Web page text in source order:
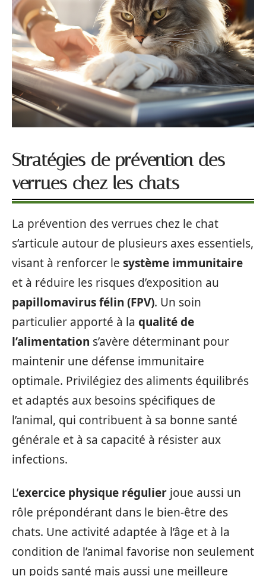
Stratégies de prévention des
verrues chez les chats
La prévention des verrues chez le chat
s’articule autour de plusieurs axes essentiels,
visant à renforcer le système immunitaire
et à réduire les risques d’exposition au
papillomavirus félin (FPV). Un soin
particulier apporté à la qualité de
l’alimentation s’avère déterminant pour
maintenir une défense immunitaire
optimale. Privilégiez des aliments équilibrés
et adaptés aux besoins spécifiques de
l’animal, qui contribuent à sa bonne santé
générale et à sa capacité à résister aux
infections.
L’exercice physique régulier joue aussi un
rôle prépondérant dans le bien-être des
chats. Une activité adaptée à l’âge et à la
condition de l’animal favorise non seulement
un poids santé mais aussi une meilleure